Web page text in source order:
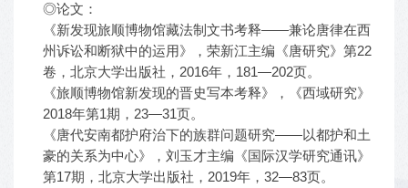
◎论文：
《新发现旅顺博物馆藏法制文书考释——兼论唐律在西
州诉讼和断狱中的运用》，荣新江主编《唐研究》第22
卷，北京大学出版社，2016年，181—202页。
《旅顺博物馆新发现的晋史写本考释》，《西域研究》
2018年第1期，23—31页。
《唐代安南都护府治下的族群问题研究——以都护和土
豪的关系为中心》，刘玉才主编《国际汉学研究通讯》
第17期，北京大学出版社，2019年，32—83页。